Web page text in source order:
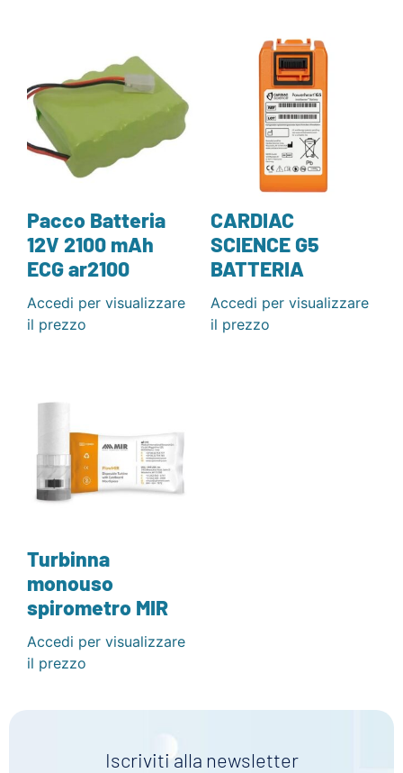
Pacco Batteria
12V 2100 mAh
ECG ar2100
Accedi per visualizzare
il prezzo
CARDIAC
SCIENCE G5
BATTERIA
Accedi per visualizzare
il prezzo
Turbinna
monouso
spirometro MIR
Accedi per visualizzare
il prezzo
Iscriviti alla newsletter